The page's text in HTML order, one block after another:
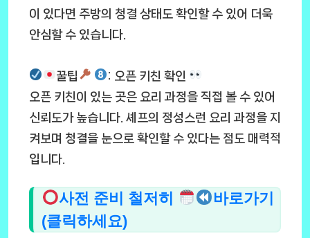
이 있다면 주방의 청결 상태도 확인할 수 있어 더욱
안심할 수 있습니다.
꿀팁
: 오픈 키친 확인
오픈 키친이 있는 곳은 요리 과정을 직접 볼 수 있어
신뢰도가 높습니다. 셰프의 정성스런 요리 과정을 지
켜보며 청결을 눈으로 확인할 수 있다는 점도 매력적
입니다.
사전 준비 철저히
바로가기
(클릭하세요)